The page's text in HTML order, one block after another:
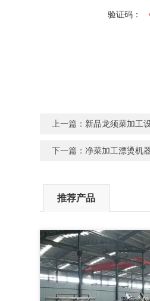
验证码：
上一篇： 新品龙须菜加工
下一篇：净菜加工漂烫机
推荐产品